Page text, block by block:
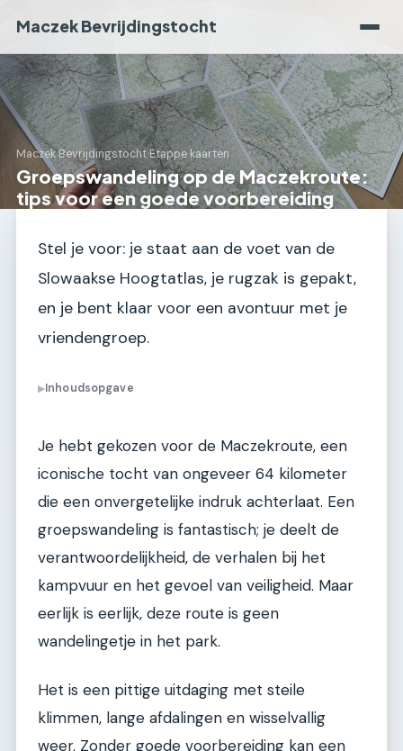
Maczek Bevrijdingstocht
Maczek Bevrijdingstocht›Etappe kaarten
Groepswandeling op de Maczekroute:
tips voor een goede voorbereiding
Stel je voor: je staat aan de voet van de
Slowaakse Hoogtatlas, je rugzak is gepakt,
en je bent klaar voor een avontuur met je
vriendengroep.
▶Inhoudsopgave
Je hebt gekozen voor de Maczekroute, een
iconische tocht van ongeveer 64 kilometer
die een onvergetelijke indruk achterlaat. Een
groepswandeling is fantastisch; je deelt de
verantwoordelijkheid, de verhalen bij het
kampvuur en het gevoel van veiligheid. Maar
eerlijk is eerlijk, deze route is geen
wandelingetje in het park.
Het is een pittige uitdaging met steile
klimmen, lange afdalingen en wisselvallig
weer. Zonder goede voorbereiding kan een